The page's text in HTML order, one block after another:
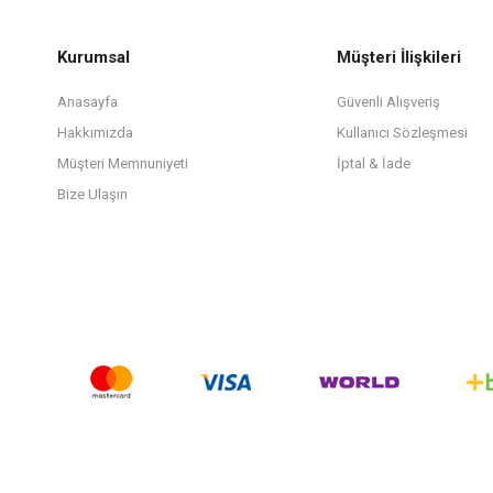
Kurumsal
Anasayfa
Hakkımızda
Müşteri Memnuniyeti
Bize Ulaşın
Müşteri İlişkileri
Güvenli Alışveriş
Kullanıcı Sözleşmesi
İptal & İade